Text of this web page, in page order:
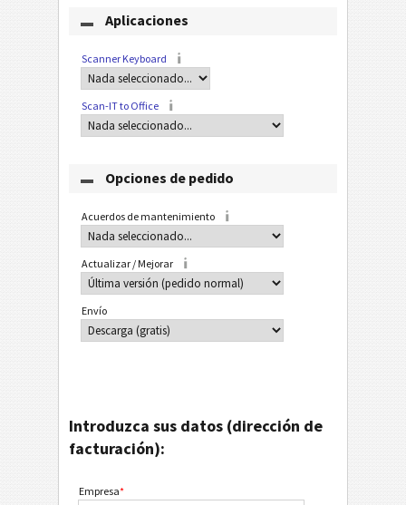
Aplicaciones
Scanner Keyboard
Scan-IT to Office
Opciones de pedido
Acuerdos de mantenimiento
Actualizar / Mejorar
Envío
Introduzca sus datos (dirección de
facturación):
Empresa*